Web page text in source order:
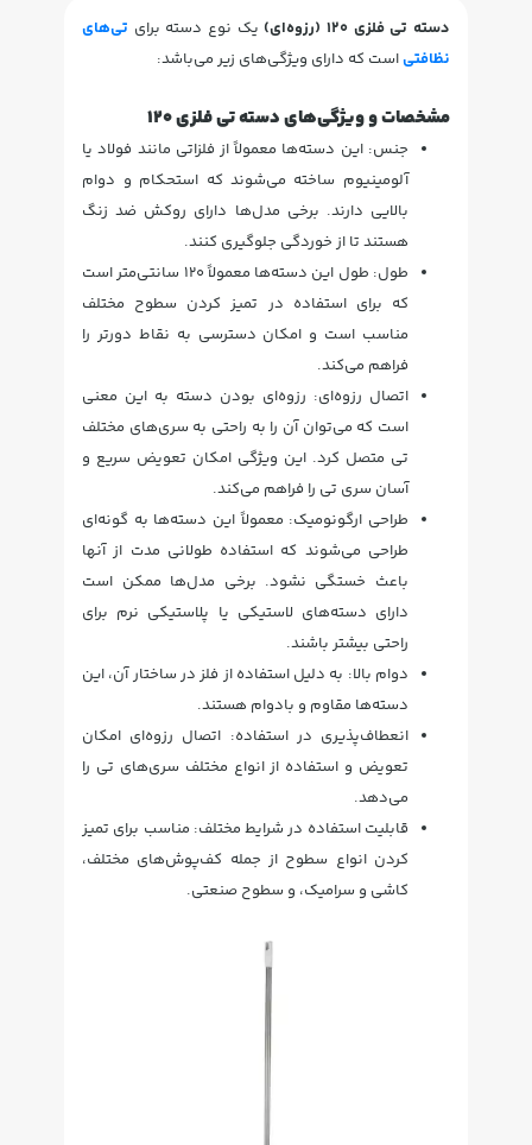
دسته تی فلزی 120 (رزوه‌ای) یک نوع دسته برای تی‌های
نظافتیاست که دارای ویژگی‌های زیر می‌باشد:
مشخصات و ویژگی‌های دسته تی فلزی 120
جنس: این دسته‌ها معمولاً از فلزاتی مانند فولاد یا
آلومینیوم ساخته می‌شوند که استحکام و دوام
بالایی دارند. برخی مدل‌ها دارای روکش ضد زنگ
هستند تا از خوردگی جلوگیری کنند.
طول: طول این دسته‌ها معمولاً 120 سانتی‌متر است
که برای استفاده در تمیز کردن سطوح مختلف
مناسب است و امکان دسترسی به نقاط دورتر را
فراهم می‌کند.
اتصال رزوه‌ای: رزوه‌ای بودن دسته به این معنی
است که می‌توان آن را به راحتی به سری‌های مختلف
تی متصل کرد. این ویژگی امکان تعویض سریع و
آسان سری تی را فراهم می‌کند.
طراحی ارگونومیک: معمولاً این دسته‌ها به گونه‌ای
طراحی می‌شوند که استفاده طولانی مدت از آنها
باعث خستگی نشود. برخی مدل‌ها ممکن است
دارای دسته‌های لاستیکی یا پلاستیکی نرم برای
راحتی بیشتر باشند.
دوام بالا: به دلیل استفاده از فلز در ساختار آن، این
دسته‌ها مقاوم و بادوام هستند.
انعطاف‌پذیری در استفاده: اتصال رزوه‌ای امکان
تعویض و استفاده از انواع مختلف سری‌های تی را
می‌دهد.
قابلیت استفاده در شرایط مختلف: مناسب برای تمیز
کردن انواع سطوح از جمله کف‌پوش‌های مختلف،
کاشی و سرامیک، و سطوح صنعتی.